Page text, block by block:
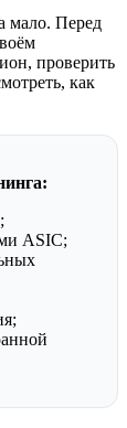
мало. Перед
проверить
как
ASIC;